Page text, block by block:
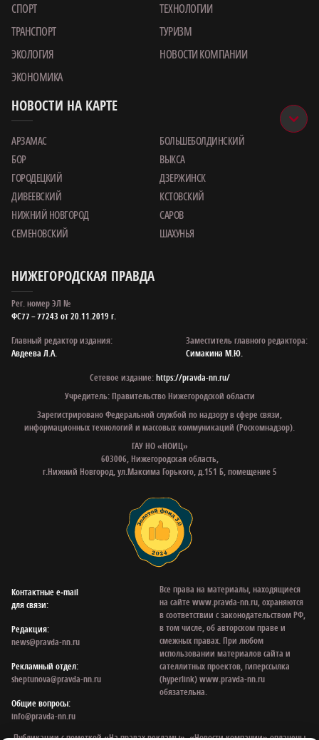
СПОРТ
ТЕХНОЛОГИИ
ТРАНСПОРТ
ТУРИЗМ
ЭКОЛОГИЯ
НОВОСТИ КОМПАНИИ
ЭКОНОМИКА
НОВОСТИ НА КАРТЕ
АРЗАМАС
БОЛЬШЕБОЛДИНСКИЙ
БОР
ВЫКСА
ГОРОДЕЦКИЙ
ДЗЕРЖИНСК
ДИВЕЕВСКИЙ
КСТОВСКИЙ
НИЖНИЙ НОВГОРОД
САРОВ
СЕМЕНОВСКИЙ
ШАХУНЬЯ
НИЖЕГОРОДСКАЯ ПРАВДА
Рег. номер ЭЛ №
ФС77 – 77243 от 20.11.2019 г.
Главный редактор издания:
Авдеева Л.А.
Заместитель главного редактора:
Симакина М.Ю.
Сетевое издание:https://pravda-nn.ru/
Учредитель: Правительство Нижегородской области
Зарегистрировано Федеральной службой по надзору в сфере связи,
информационных технологий и массовых коммуникаций (Роскомнадзор).
ГАУ НО «НОИЦ»
603006, Нижегородская область,
г.Нижний Новгород, ул.Максима Горького, д.151 Б, помещение 5
Контактные e‑mail
для связи:
Редакция:
news@pravda-nn.ru
Рекламный отдел:
sheptunova@pravda-nn.ru
Общие вопросы:
info@pravda-nn.ru
Все права на материалы, находящиеся
на сайте www.pravda-nn.ru, охраняются
в соответствии с законодательством РФ,
в том числе, об авторском праве и
смежных правах. При любом
использовании материалов сайта и
сателлитных проектов, гиперссылка
(hyperlink) www.pravda-nn.ru
обязательна.